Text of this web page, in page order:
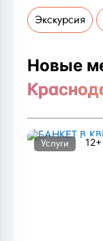
Экскурсия
Новые
Услуги 12+